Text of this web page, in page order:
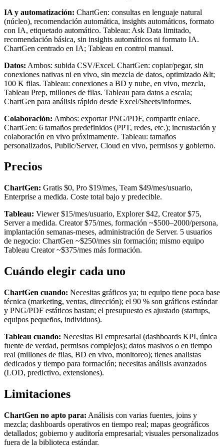
IA y automatización: ChartGen: consultas en lenguaje natural
(núcleo), recomendación automática, insights automáticos, formato
con IA, etiquetado automático. Tableau: Ask Data limitado,
recomendación básica, sin insights automáticos ni formato IA.
ChartGen centrado en IA; Tableau en control manual.
Datos: Ambos: subida CSV/Excel. ChartGen: copiar/pegar, sin
conexiones nativas ni en vivo, sin mezcla de datos, optimizado &lt;
100 K filas. Tableau: conexiones a BD y nube, en vivo, mezcla,
Tableau Prep, millones de filas. Tableau para datos a escala;
ChartGen para análisis rápido desde Excel/Sheets/informes.
Colaboración: Ambos: exportar PNG/PDF, compartir enlace.
ChartGen: 6 tamaños predefinidos (PPT, redes, etc.); incrustación y
colaboración en vivo próximamente. Tableau: tamaños
personalizados, Public/Server, Cloud en vivo, permisos y gobierno.
Precios
ChartGen: Gratis $0, Pro $19/mes, Team $49/mes/usuario,
Enterprise a medida. Coste total bajo y predecible.
Tableau: Viewer $15/mes/usuario, Explorer $42, Creator $75,
Server a medida. Creator $75/mes, formación ~$500–2000/persona,
implantación semanas-meses, administración de Server. 5 usuarios
de negocio: ChartGen ~$250/mes sin formación; mismo equipo
Tableau Creator ~$375/mes más formación.
Cuándo elegir cada uno
ChartGen cuando: Necesitas gráficos ya; tu equipo tiene poca base
técnica (marketing, ventas, dirección); el 90 % son gráficos estándar
y PNG/PDF estáticos bastan; el presupuesto es ajustado (startups,
equipos pequeños, individuos).
Tableau cuando: Necesitas BI empresarial (dashboards KPI, única
fuente de verdad, permisos complejos); datos masivos o en tiempo
real (millones de filas, BD en vivo, monitoreo); tienes analistas
dedicados y tiempo para formación; necesitas análisis avanzados
(LOD, predictivo, extensiones).
Limitaciones
ChartGen no apto para: Análisis con varias fuentes, joins y
mezcla; dashboards operativos en tiempo real; mapas geográficos
detallados; gobierno y auditoría empresarial; visuales personalizados
fuera de la biblioteca estándar.